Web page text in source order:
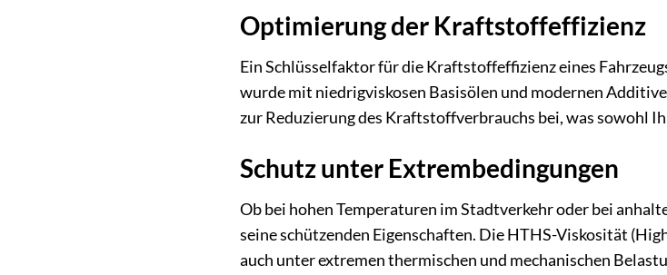
Optimierung der Kraftstoffeffizienz
Ein Schlüsselfaktor für die Kraftstoffeffizienz eines
wurde mit niedrigviskosen Basisölen und modernen
zur Reduzierung des Kraftstoffverbrauchs bei, was sowohl
Schutz unter Extrembedingungen
Ob bei hohen Temperaturen im Stadtverkehr oder bei
seine schützenden Eigenschaften. Die HTHS-Viskosität
auch unter extremen thermischen und mechanischen